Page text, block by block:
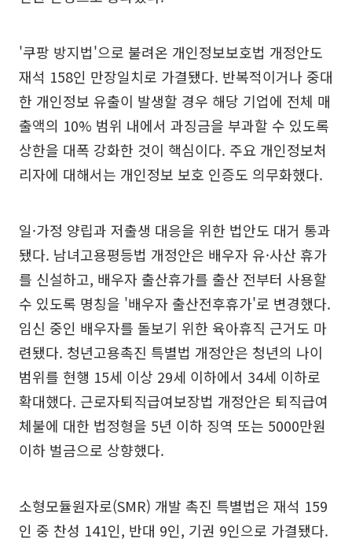
'쿠팡 방지법'으로 불려온 개인정보보호법 개정안도
재석 158인 만장일치로 가결됐다. 반복적이거나 중대
한 개인정보 유출이 발생할 경우 해당 기업에 전체 매
출액의 10% 범위 내에서 과징금을 부과할 수 있도록
상한을 대폭 강화한 것이 핵심이다. 주요 개인정보처
리자에 대해서는 개인정보 보호 인증도 의무화했다.
일·가정 양립과 저출생 대응을 위한 법안도 대거 통과
됐다. 남녀고용평등법 개정안은 배우자 유·사산 휴가
를 신설하고, 배우자 출산휴가를 출산 전부터 사용할
수 있도록 명칭을 '배우자 출산전후휴가'로 변경했다.
임신 중인 배우자를 돌보기 위한 육아휴직 근거도 마
련됐다. 청년고용촉진 특별법 개정안은 청년의 나이
범위를 현행 15세 이상 29세 이하에서 34세 이하로
확대했다. 근로자퇴직급여보장법 개정안은 퇴직급여
체불에 대한 법정형을 5년 이하 징역 또는 5000만원
이하 벌금으로 상향했다.
소형모듈원자로(SMR) 개발 촉진 특별법은 재석 159
인 중 찬성 141인, 반대 9인, 기권 9인으로 가결됐다.